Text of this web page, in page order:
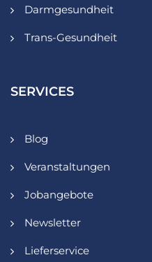
Darmgesundheit
Trans-Gesundheit
SERVICES
Blog
Veranstaltungen
Jobangebote
Newsletter
Lieferservice